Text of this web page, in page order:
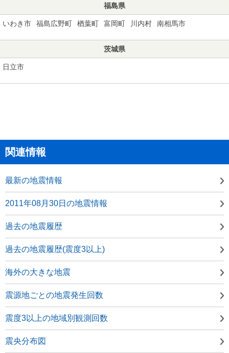
福島県
いわき市 福島広野町 楢葉町 富岡町 川内村 南相馬市
茨城県
日立市
関連情報
最新の地震情報
2011年08月30日の地震情報
過去の地震履歴
過去の地震履歴(震度3以上)
海外の大きな地震
震源地ごとの地震発生回数
震度3以上の地域別観測回数
震央分布図